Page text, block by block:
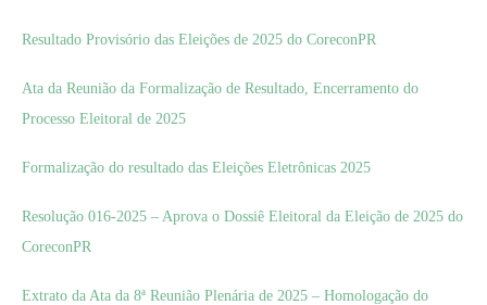
Resultado Provisório das Eleições de 2025 do CoreconPR
Ata da Reunião da Formalização de Resultado, Encerramento do
Processo Eleitoral de 2025
Formalização do resultado das Eleições Eletrônicas 2025
Resolução 016-2025 – Aprova o Dossiê Eleitoral da Eleição de 2025 do
CoreconPR
Extrato da Ata da 8ª Reunião Plenária de 2025 – Homologação do